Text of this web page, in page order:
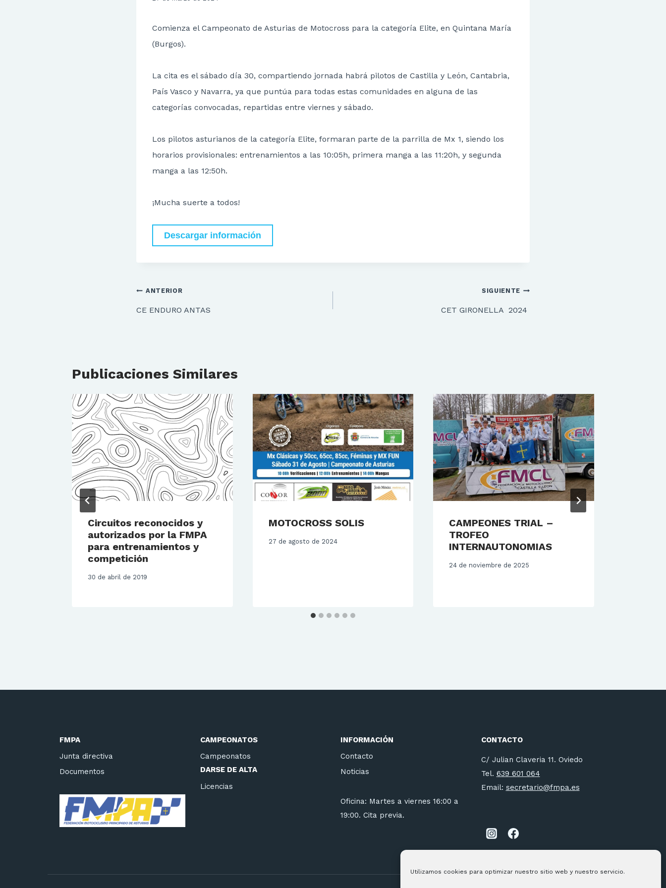
Utilizamos cookies para optimizar nuestro sitio web y nuestro servicio.
Comienza el Campeonato de Asturias de Motocross para la categoría Elite, en Quintana María
(Burgos).
La cita es el sábado día 30, compartiendo jornada habrá pilotos de Castilla y León, Cantabria,
País Vasco y Navarra, ya que puntúa para todas estas comunidades en alguna de las
categorías convocadas, repartidas entre viernes y sábado.
Los pilotos asturianos de la categoría Elite, formaran parte de la parrilla de Mx 1, siendo los
horarios provisionales: entrenamientos a las 10:05h, primera manga a las 11:20h, y segunda
manga a las 12:50h.
¡Mucha suerte a todos!
Descargar información
Navegación
de
ANTERIOR
CE ENDURO ANTAS
SIGUIENTE
CET GIRONELLA 2024
Publicaciones Similares
Circuitos reconocidos y
autorizados por la FMPA
para entrenamientos y
competición
30 de abril de 2019
MOTOCROSS SOLIS
27 de agosto de 2024
CAMPEONES TRIAL –
TROFEO
INTERNAUTONOMIAS
24 de noviembre de 2025
FMPA
Junta directiva
Documentos
CAMPEONATOS
Campeonatos
DARSE DE ALTA
Licencias
INFORMACIÓN
Contacto
Noticias
Oficina: Martes a viernes 16:00 a
19:00. Cita previa.
CONTACTO
C/ Julian Claveria 11. Oviedo
Tel. 639 601 064
Email: secretario@fmpa.es